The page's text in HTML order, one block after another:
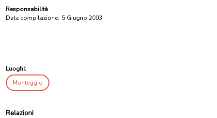
Responsabilità
Data compilazione: 5 Giugno 2003
Luoghi:
Monteggio
Relazioni